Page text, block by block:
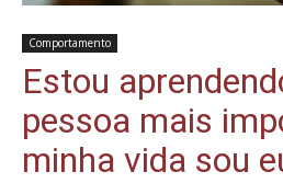
Comportamento
Estou
pessoa mais
minha vida sou